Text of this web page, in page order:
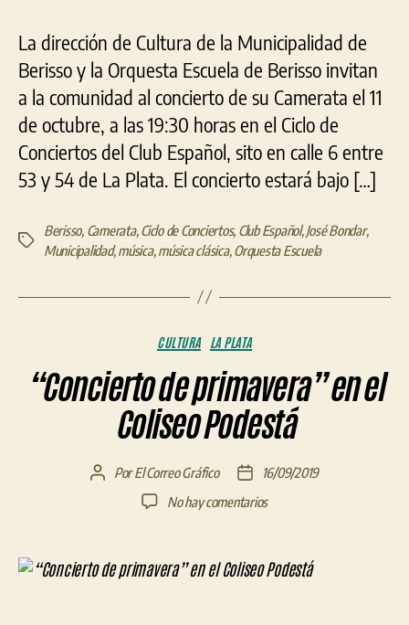
presenta
en
Club
Español
La dirección de Cultura de la Municipalidad de
Berisso y la Orquesta Escuela de Berisso invitan
a la comunidad al concierto de su Camerata el 11
de octubre, a las 19:30 horas en el Ciclo de
Conciertos del Club Español, sito en calle 6 entre
53 y 54 de La Plata. El concierto estará bajo […]
Etiquetas
Berisso, Camerata, Ciclo de Conciertos, Club Español,José Bondar,
Municipalidad,música, música clásica, Orquesta Escuela
Categorías
CULTURA LA PLATA
“Concierto de primavera” en el
Coliseo Podestá
AutorPorEl Correo Gráfico
Fecha
de
16/09/2019
No hay comentariosen
primavera”
en